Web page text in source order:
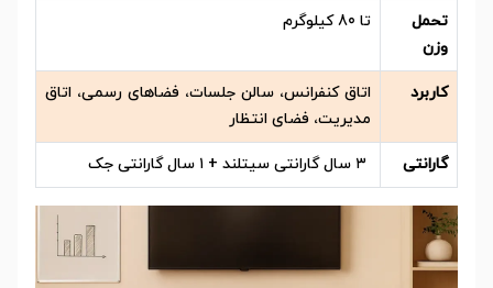
تحمل
وزن
تا 80 کیلوگرم
کاربرد
اتاق کنفرانس، سالن جلسات، فضاهای رسمی، اتاق
مدیریت، فضای انتظار
گارانتی